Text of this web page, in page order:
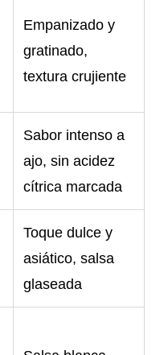
Empanizado y
gratinado,
textura crujiente
Sabor intenso a
ajo, sin acidez
cítrica marcada
Toque dulce y
asiático, salsa
glaseada